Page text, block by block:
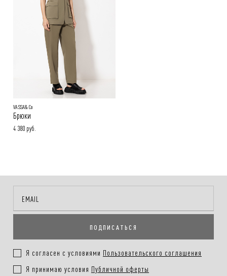
Подробнее в разделе
VASSA&Co
Брюки
4 380 руб.
ПОДПИСАТЬСЯ
Я согласен с условиями Пользовательского соглашения
Я принимаю условия Публичной оферты